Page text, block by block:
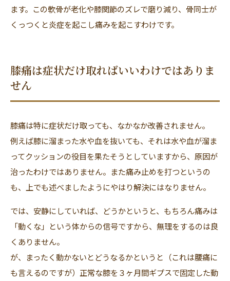
お電話でのお問い合わせ
ます。この軟骨が老化や膝関節のズレで磨り減り、骨同士が
くっつくと炎症を起こし痛みを起こすわけです。
膝痛は症状だけ取ればいいわけではありま
せん
膝痛は特に症状だけ取っても、なかなか改善されません。
例えば膝に溜まった水や血を抜いても、それは水や血が溜ま
ってクッションの役目を果たそうとしていますから、原因が
治ったわけではありません。また痛み止めを打つというの
も、上でも述べましたようにやはり解決にはなりません。
では、安静にしていれば、どうかというと、もちろん痛みは
「動くな」という体からの信号ですから、無理をするのは良
くありません。
が、まったく動かないとどうなるかというと（これは腰痛に
も言えるのですが）正常な膝を３ヶ月間ギプスで固定した動